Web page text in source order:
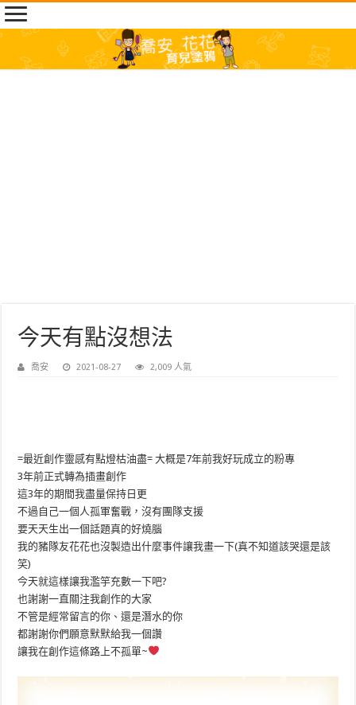
今天有點沒想法
喬安 2021-08-27 2,009 人氣
=最近創作靈感有點燈枯油盡= 大概是7年前我好玩成立的粉專
3年前正式轉為插畫創作
這3年的期間我盡量保持日更
不過自己一個人孤軍奮戰，沒有團隊支援
要天天生出一個話題真的好燒腦
我的豬隊友花花也沒製造出什麼事件讓我畫一下(真不知道該哭還是該
笑)
今天就這樣讓我濫竽充數一下吧?
也謝謝一直關注我創作的大家
不管是經常留言的你、還是潛水的你
都謝謝你們願意默默給我一個讚
讓我在創作這條路上不孤單~